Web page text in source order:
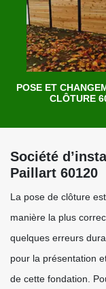
POSE ET
CLÔTURE
Société
Paillart 60120
La pose de clôture
manière la plus
quelques erreurs
pour la présentation
de cette fondation.